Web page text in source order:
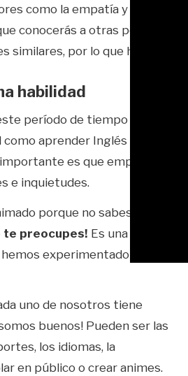
como la empatía y la
conocerás a otras personas
similares, por lo que harás
habilidad
período de tiempo para
aprender Inglés o
es que empieces a
e inquietudes.
porque no sabes qué
te preocupes! Es una
experimentado alguna
uno de nosotros tiene
buenos! Pueden ser las
los idiomas, la
en público o crear animes.